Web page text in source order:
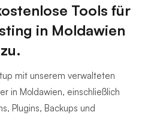
Tools für
in Moldawien
zu.
mit unserem verwalteten
in Moldawien, einschließlich
Plugins, Backups und